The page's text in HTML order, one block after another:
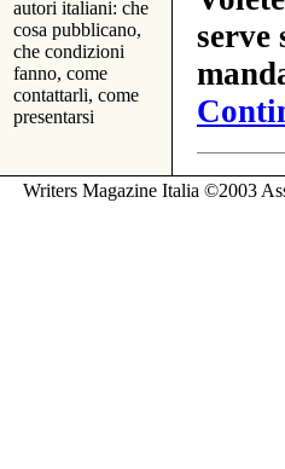
autori italiani: che
cosa pubblicano,
che condizioni
fanno, come
contattarli, come
presentarsi
serve
Writers Magazine Italia ©2003